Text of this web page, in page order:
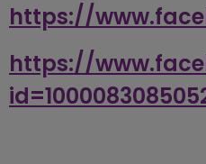
https://
https://